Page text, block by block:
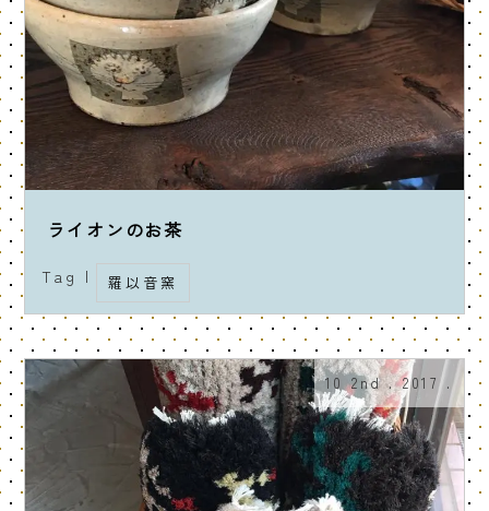
ライオンのお茶
Tag | 羅以音窯
10 2nd . 2017 .